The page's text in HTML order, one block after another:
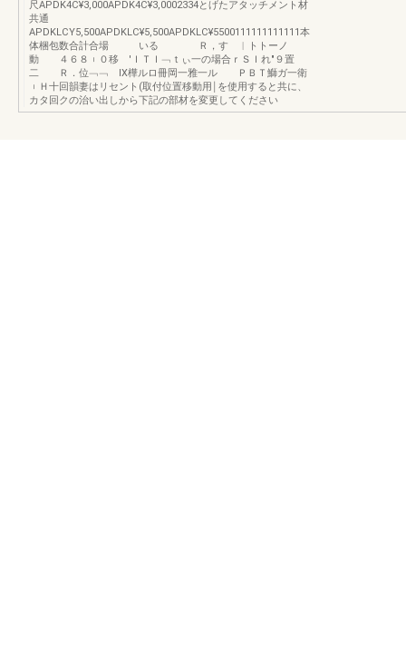
尺APDK4C¥3,000APDK4C¥3,0002334とげたアタッチメント材
共通
APDKLCY5,500APDKLC¥5,500APDKLC¥5500111111111111本
体梱包数合計合場 いる Ｒ，す ︱トトーノ
動 ４６８︲０移 ′ＩＴＩ﹁ｔぃ一の場合ｒＳＩれ″９置
二 Ｒ．位﹁﹁ Ⅸ樺ルロ冊岡一雅一ル ＰＢＴ鰤ガ一衛
︲Ｈ十回韻妻はリセント(取付位置移動用￨を使用すると共に、
カタ回クの治い出しから下記の部材を変更してください